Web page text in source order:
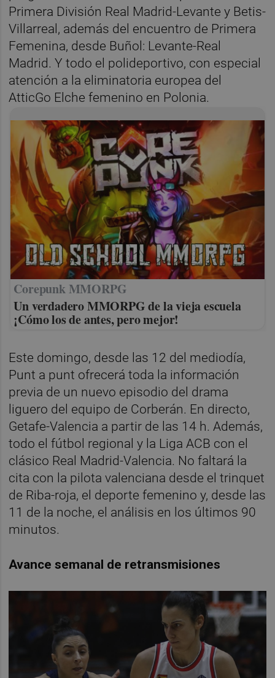
Primera División Real Madrid-Levante y Betis-
Villarreal, además del encuentro de Primera
Femenina, desde Buñol: Levante-Real
Madrid. Y todo el polideportivo, con especial
atención a la eliminatoria europea del
AtticGo Elche femenino en Polonia.
Corepunk MMORPG
Un verdadero MMORPG de la vieja escuela
¡Cómo los de antes, pero mejor!
Este domingo, desde las 12 del mediodía,
Punt a punt ofrecerá toda la información
previa de un nuevo episodio del drama
liguero del equipo de Corberán. En directo,
Getafe-Valencia a partir de las 14 h. Además,
todo el fútbol regional y la Liga ACB con el
clásico Real Madrid-Valencia. No faltará la
cita con la pilota valenciana desde el trinquet
de Riba-roja, el deporte femenino y, desde las
11 de la noche, el análisis en los últimos 90
minutos.
Avance semanal de retransmisiones